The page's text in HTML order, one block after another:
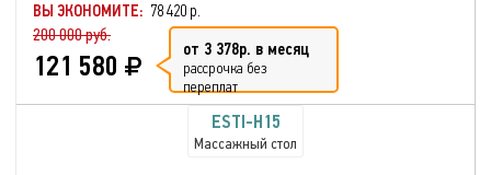
ВЫ ЭКОНОМИТЕ: 78 420 р.
200 000 руб.
121 580 от 3 378р. в месяц
рассрочка без
переплат
ESTI-H15
Массажный стол